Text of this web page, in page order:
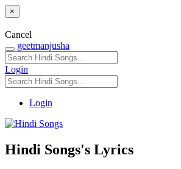
×
Cancel
geetmanjusha
Login
Login
Hindi Songs's Lyrics